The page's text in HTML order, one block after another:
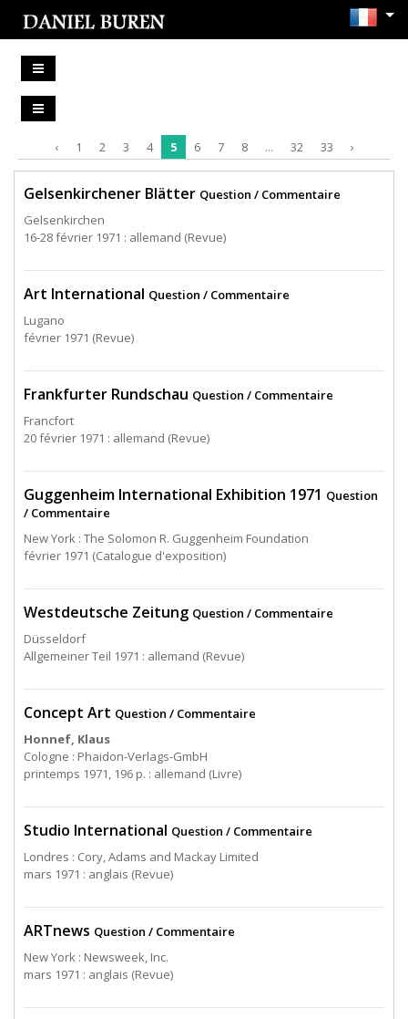
‹ 1 2 3 4 5 6 7 8 ... 32 33 ›
Gelsenkirchener Blätter Question / Commentaire
Gelsenkirchen
16-28 février 1971 : allemand (Revue)
Art International Question / Commentaire
Lugano
février 1971 (Revue)
Frankfurter Rundschau Question / Commentaire
Francfort
20 février 1971 : allemand (Revue)
Guggenheim International Exhibition 1971 Question
/ Commentaire
New York : The Solomon R. Guggenheim Foundation
février 1971 (Catalogue d'exposition)
Westdeutsche Zeitung Question / Commentaire
Düsseldorf
Allgemeiner Teil 1971 : allemand (Revue)
Concept Art Question / Commentaire
Honnef, Klaus
Cologne : Phaidon-Verlags-GmbH
printemps 1971, 196 p. : allemand (Livre)
Studio International Question / Commentaire
Londres : Cory, Adams and Mackay Limited
mars 1971 : anglais (Revue)
ARTnews Question / Commentaire
New York : Newsweek, Inc.
mars 1971 : anglais (Revue)